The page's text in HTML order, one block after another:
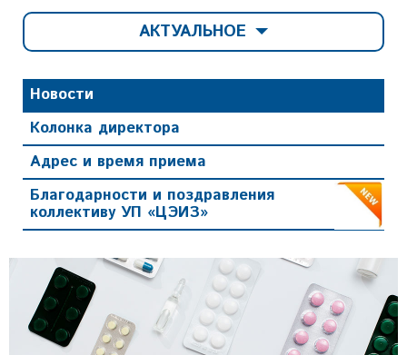
Новости
Колонка директора
Адрес и время приема
Благодарности и поздравления
коллективу УП «ЦЭИЗ»
АКТУАЛЬНОЕ